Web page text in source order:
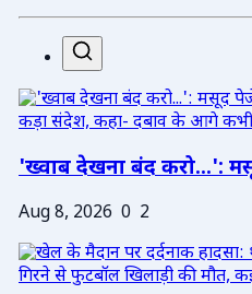
'ख्वाब देखना बंद करो...':
Aug 8, 2026 0 2